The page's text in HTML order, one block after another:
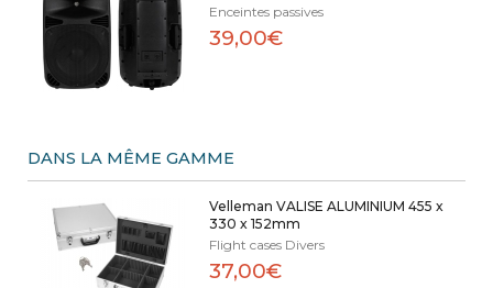
Enceintes passives
39,00€
DANS LA MÊME GAMME
Velleman VALISE ALUMINIUM 455 x
330 x 152mm
Flight cases Divers
37,00€